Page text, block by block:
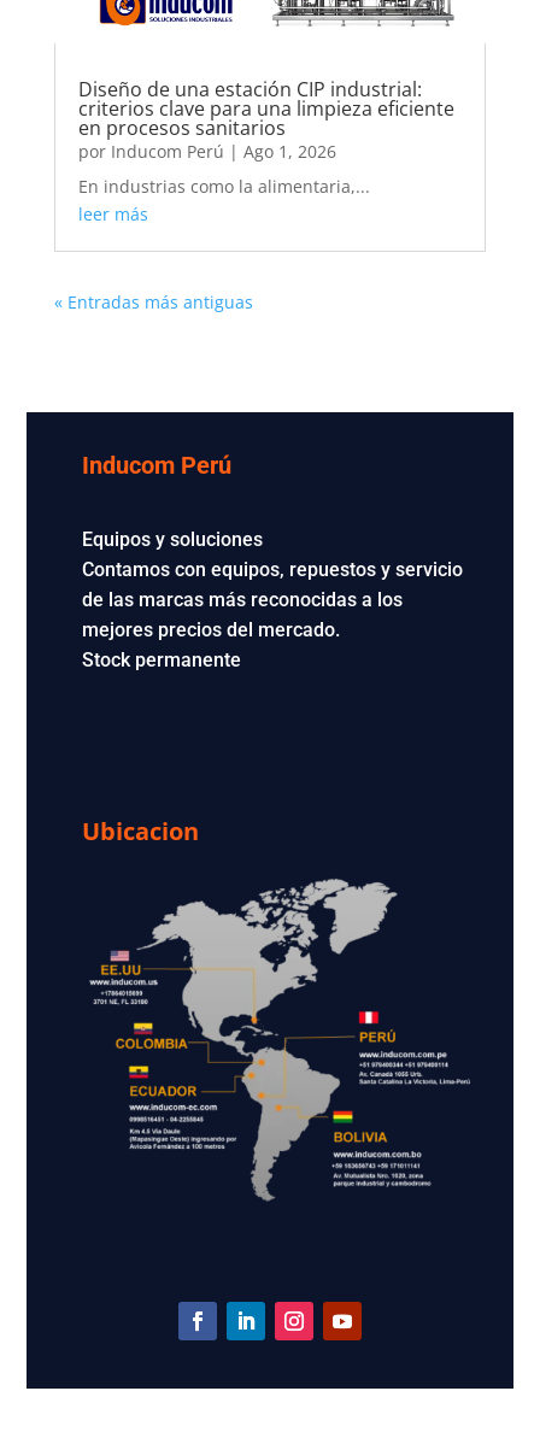
Diseño de una estación CIP industrial:
criterios clave para una limpieza eficiente
en procesos sanitarios
por Inducom Perú | Ago 1, 2026
En industrias como la alimentaria,...
leer más
« Entradas más antiguas
Inducom Perú
Equipos y soluciones
Contamos con equipos, repuestos y servicio
de las marcas más reconocidas a los
mejores precios del mercado.
Stock permanente
Ubicacion